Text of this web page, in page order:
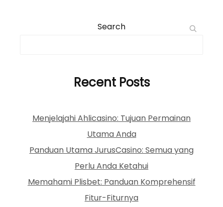
Search
Recent Posts
Menjelajahi Ahlicasino: Tujuan Permainan
Utama Anda
Panduan Utama JurusCasino: Semua yang
Perlu Anda Ketahui
Memahami Plisbet: Panduan Komprehensif
Fitur-Fiturnya